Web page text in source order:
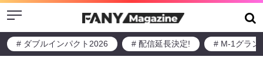
Menu
# ダブルインパクト2026 # 配信延長決定! # M-1グラン